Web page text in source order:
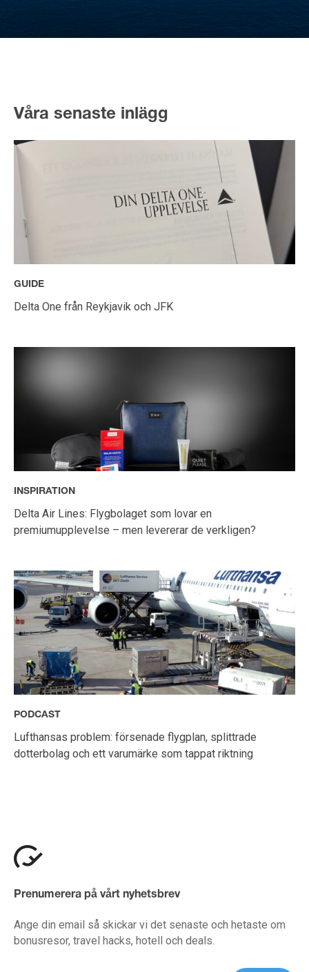
Våra senaste inlägg
GUIDE
Delta One från Reykjavik och JFK
INSPIRATION
Delta Air Lines: Flygbolaget som lovar en
premiumupplevelse – men levererar de verkligen?
PODCAST
Lufthansas problem: försenade flygplan, splittrade
dotterbolag och ett varumärke som tappat riktning
Prenumerera på vårt nyhetsbrev
Ange din email så skickar vi det senaste och hetaste om
bonusresor, travel hacks, hotell och deals.